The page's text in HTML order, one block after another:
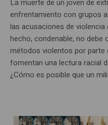
La muerte de un joven de
enfrentamiento con grupos
las acusaciones de
hecho, condenable, no debe
métodos violentos por parte
fomentan una lectura racial
¿Cómo es posible que un